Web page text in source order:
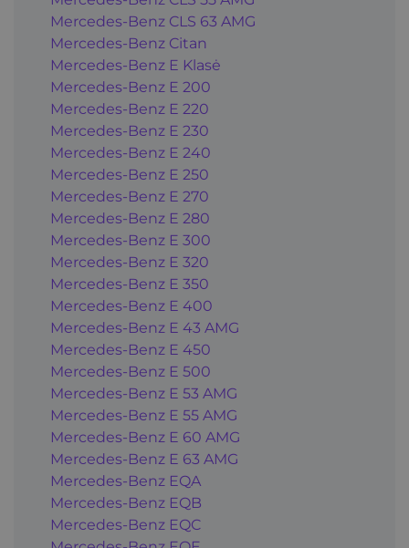
Mercedes-Benz CLS 63 AMG
Mercedes-Benz Citan
Mercedes-Benz E Klasė
Mercedes-Benz E 200
Mercedes-Benz E 220
Mercedes-Benz E 230
Mercedes-Benz E 240
Mercedes-Benz E 250
Mercedes-Benz E 270
Mercedes-Benz E 280
Mercedes-Benz E 300
Mercedes-Benz E 320
Mercedes-Benz E 350
Mercedes-Benz E 400
Mercedes-Benz E 43 AMG
Mercedes-Benz E 450
Mercedes-Benz E 500
Mercedes-Benz E 53 AMG
Mercedes-Benz E 55 AMG
Mercedes-Benz E 60 AMG
Mercedes-Benz E 63 AMG
Mercedes-Benz EQA
Mercedes-Benz EQB
Mercedes-Benz EQC